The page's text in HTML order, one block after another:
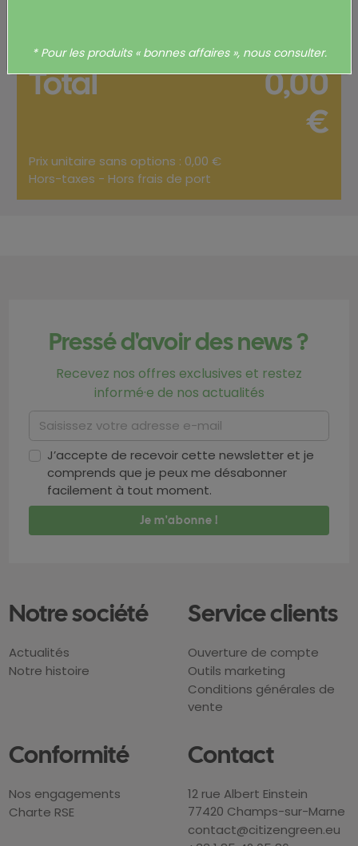
Total
0,00
€
Prix unitaire sans options : 0,00 €
Hors-taxes - Hors frais de port
Pressé d'avoir des news ?
Recevez nos offres exclusives et restez
informé·e de nos actualités
J’accepte de recevoir cette newsletter et je
comprends que je peux me désabonner
facilement à tout moment.
Notre société
Actualités
Notre histoire
Service clients
Ouverture de compte
Outils marketing
Conditions générales de
vente
Conformité
Nos engagements
Charte RSE
Contact
12 rue Albert Einstein
77420 Champs-sur-Marne
contact@citizengreen.eu
* Pour les produits « bonnes affaires », nous consulter.